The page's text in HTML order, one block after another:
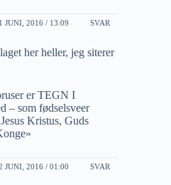
1 JUNI, 2016 / 13:09 SVAR
her heller, jeg siterer
er TEGN I
som fødselsveer
Kristus, Guds
JUNI, 2016 / 01:00 SVAR